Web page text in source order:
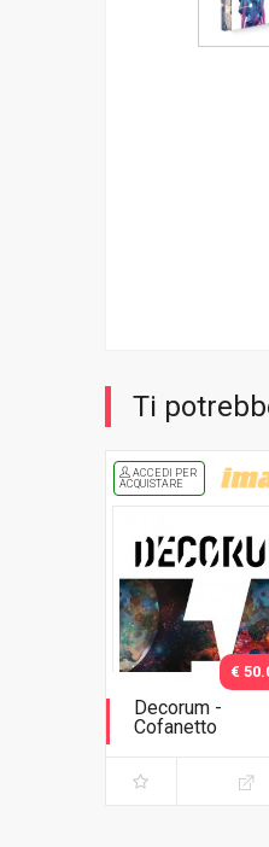
Ti
ACCEDI PER
ACQUISTARE
Decorum -
Cofanetto
variant vol. 1 e vol.
€